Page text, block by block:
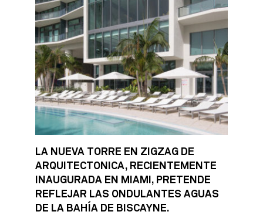
LA NUEVA TORRE EN ZIGZAG DE
ARQUITECTONICA, RECIENTEMENTE
INAUGURADA EN MIAMI, PRETENDE
REFLEJAR LAS ONDULANTES AGUAS
DE LA BAHÍA DE BISCAYNE.